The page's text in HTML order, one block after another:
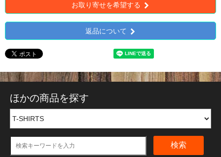
お取り寄せを希望する
返品について
ほかの商品を探す
検索